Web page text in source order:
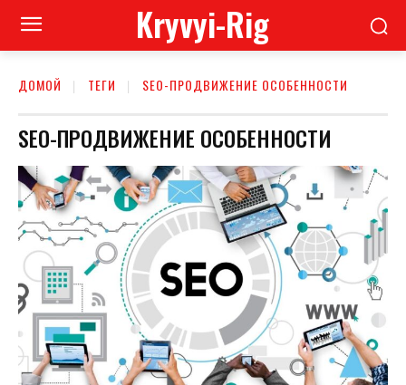
Kryvyi-Rig
ДОМОЙ ТЕГИ SEO-ПРОДВИЖЕНИЕ ОСОБЕННОСТИ
SEO-ПРОДВИЖЕНИЕ ОСОБЕННОСТИ